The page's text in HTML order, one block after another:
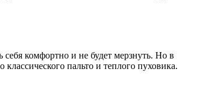
комфортно и не будет мерзнуть. Но в
пальто и теплого пуховика.